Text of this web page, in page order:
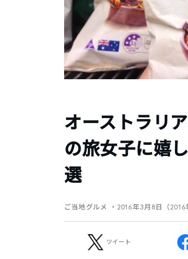
オーストラリ
の旅女子に嬉
選
ご当地グルメ ・2016年3月8日（2016
ツイート